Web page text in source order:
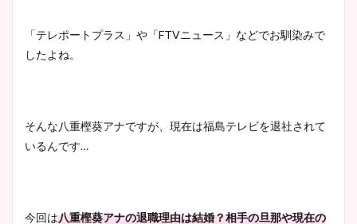
「テレポートプラス」や「FTVニュース」などでお馴染みで
したよね。
そんな八重樫葵アナですが、現在は福島テレビを退社されて
いるんです…
今回は八重樫葵アナの退職理由は結婚？相手の旦那や現在の